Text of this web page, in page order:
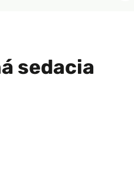
sedacia